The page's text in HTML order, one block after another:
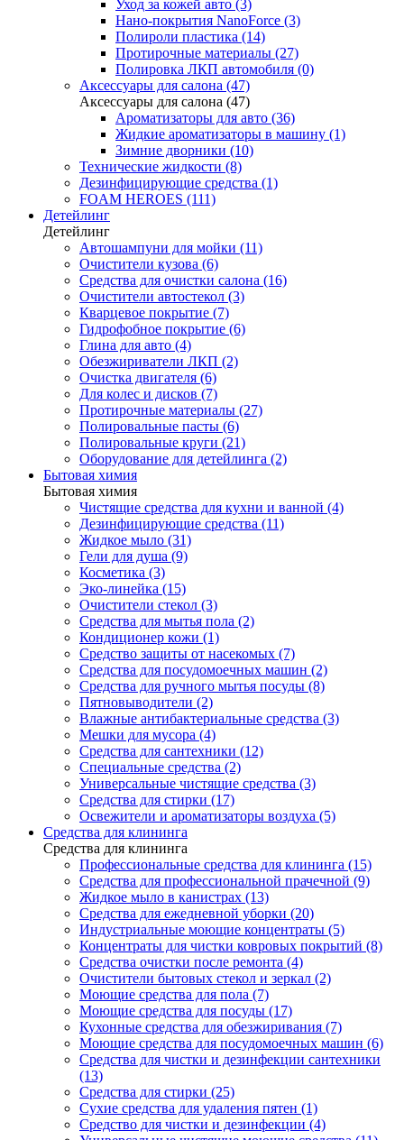
Уход за кожей авто (3)
Нано-покрытия NanoForce (3)
Полироли пластика (14)
Протирочные материалы (27)
Полировка ЛКП автомобиля (0)
Аксессуары для салона (47)
Аксессуары для салона (47)
Ароматизаторы для авто (36)
Жидкие ароматизаторы в машину (1)
Зимние дворники (10)
Технические жидкости (8)
Дезинфицирующие средства (1)
FOAM HEROES (111)
Детейлинг
Детейлинг
Автошампуни для мойки (11)
Очистители кузова (6)
Средства для очистки салона (16)
Очистители автостекол (3)
Кварцевое покрытие (7)
Гидрофобное покрытие (6)
Глина для авто (4)
Обезжириватели ЛКП (2)
Очистка двигателя (6)
Для колес и дисков (7)
Протирочные материалы (27)
Полировальные пасты (6)
Полировальные круги (21)
Оборудование для детейлинга (2)
Бытовая химия
Бытовая химия
Чистящие средства для кухни и ванной (4)
Дезинфицирующие средства (11)
Жидкое мыло (31)
Гели для душа (9)
Косметика (3)
Эко-линейка (15)
Очистители стекол (3)
Средства для мытья пола (2)
Кондиционер кожи (1)
Средство защиты от насекомых (7)
Средства для посудомоечных машин (2)
Средства для ручного мытья посуды (8)
Пятновыводители (2)
Влажные антибактериальные средства (3)
Мешки для мусора (4)
Средства для сантехники (12)
Специальные средства (2)
Универсальные чистящие средства (3)
Средства для стирки (17)
Освежители и ароматизаторы воздуха (5)
Средства для клининга
Средства для клининга
Профессиональные средства для клининга (15)
Средства для профессиональной прачечной (9)
Жидкое мыло в канистрах (13)
Средства для ежедневной уборки (20)
Индустриальные моющие концентраты (5)
Концентраты для чистки ковровых покрытий (8)
Средства очистки после ремонта (4)
Очистители бытовых стекол и зеркал (2)
Моющие средства для пола (7)
Моющие средства для посуды (17)
Кухонные средства для обезжиривания (7)
Моющие средства для посудомоечных машин (6)
Средства для чистки и дезинфекции сантехники
(13)
Средства для стирки (25)
Сухие средства для удаления пятен (1)
Средство для чистки и дезинфекции (4)